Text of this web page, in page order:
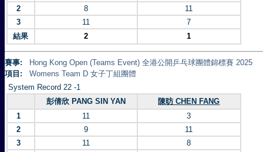
2
8
11
3
11
7
結果
2 1
賽事:
Hong Kong Open (Teams Event) 全港公開乒乓球團體錦標賽 2025
項目:
Womens Team D 女子丁組團體
System Record 22 -1
彭倩欣 PANG SIN YAN
陳昉 CHEN FANG
1
11
3
2
9
11
3
11
8